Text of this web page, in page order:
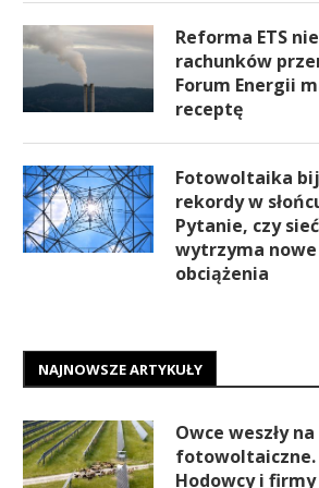
Reforma ETS
rachunków
Forum Energii
receptę
Fotowoltaika
rekordy w
Pytanie, czy sieć
wytrzyma nowe
obciążenia
NAJNOWSZE ARTYKUŁY
Owce weszły
fotowoltaiczne.
Hodowcy i